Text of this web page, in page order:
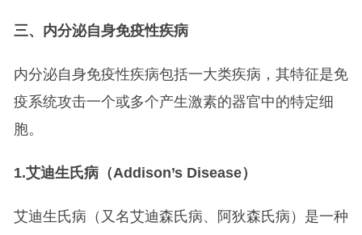
三、内分泌自身免疫性疾病
内分泌自身免疫性疾病包括一大类疾病，其特征是免
疫系统攻击一个或多个产生激素的器官中的特定细
胞。
1.艾迪生氏病（Addison’s Disease）
艾迪生氏病（又名艾迪森氏病、阿狄森氏病）是一种